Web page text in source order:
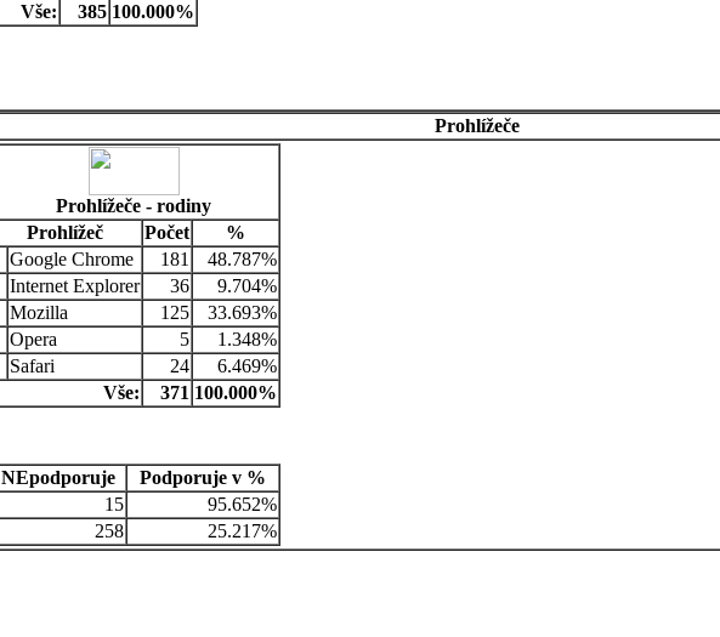
Vše:
385 100.000%
Prohlížeče
Prohlížeče - rodiny
Prohlížeč
Počet
%
Google Chrome
181
48.787%
Internet Explorer
36
9.704%
Mozilla
125
33.693%
Opera
5
1.348%
Safari
24
6.469%
Vše:
371 100.000%
NEpodporuje
Podporuje v %
15
95.652%
258 25.217%